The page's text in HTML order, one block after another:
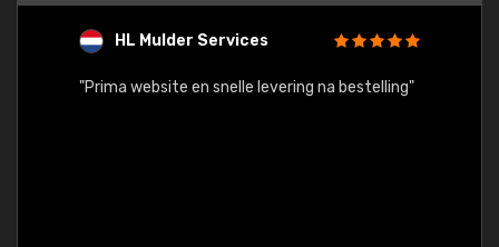
HL Mulder Services
"Prima website en snelle levering na bestelling"